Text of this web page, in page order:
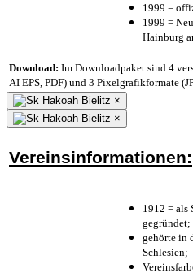
1999 =
1999 =
Hainburg
Download: Im Downloadpaket sind 4
AI EPS, PDF) und 3 Pixelgrafikformate
×
×
Vereinsinformationen:
1912 = als
gegründet;
gehörte in
Schlesien;